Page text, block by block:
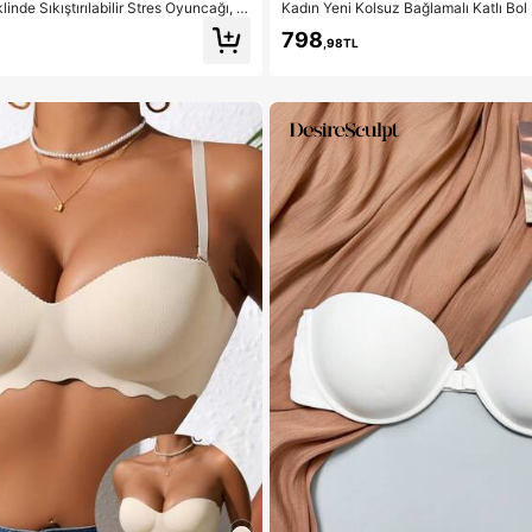
Sıkıştırılabilir Stres Oyuncağı, O
ve Parti Etkileşimi İçin Uygun, Doğum
Toplantıları İçin Hediye, Stres Gider
Kadın Yeni Kolsuz Bağlamalı Katlı
798 ,98TL